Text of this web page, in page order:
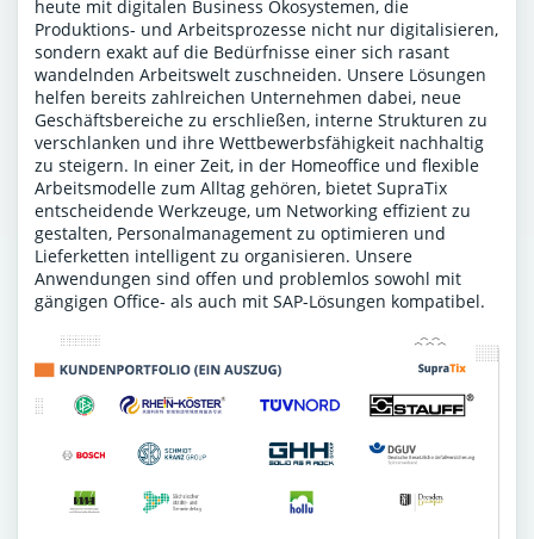
heute mit digitalen Business Ökosystemen, die
Produktions- und Arbeitsprozesse nicht nur digitalisieren,
sondern exakt auf die Bedürfnisse einer sich rasant
wandelnden Arbeitswelt zuschneiden. Unsere Lösungen
helfen bereits zahlreichen Unternehmen dabei, neue
Geschäftsbereiche zu erschließen, interne Strukturen zu
verschlanken und ihre Wettbewerbsfähigkeit nachhaltig
zu steigern. In einer Zeit, in der Homeoffice und flexible
Arbeitsmodelle zum Alltag gehören, bietet SupraTix
entscheidende Werkzeuge, um Networking effizient zu
gestalten, Personalmanagement zu optimieren und
Lieferketten intelligent zu organisieren. Unsere
Anwendungen sind offen und problemlos sowohl mit
gängigen Office- als auch mit SAP-Lösungen kompatibel.